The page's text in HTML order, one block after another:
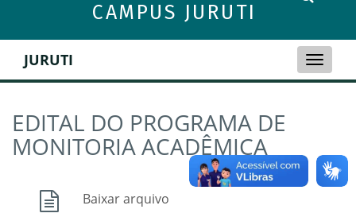
CAMPUS JURUTI
Toggle
JURUTI
EDITAL DO PROGRAMA DE
MONITORIA ACADÊMICA
Baixar arquivo